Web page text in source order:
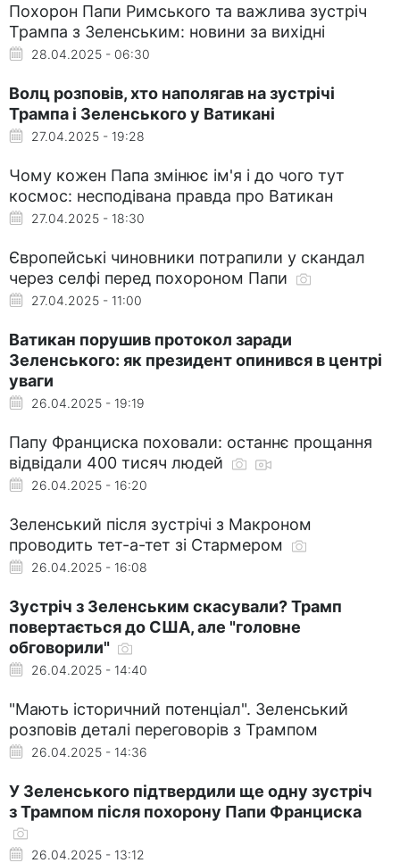
Похорон Папи Римського та важлива зустріч
Трампа з Зеленським: новини за вихідні
28.04.2025 - 06:30
Волц розповів, хто наполягав на зустрічі
Трампа і Зеленського у Ватикані
27.04.2025 - 19:28
Чому кожен Папа змінює ім'я і до чого тут
космос: несподівана правда про Ватикан
27.04.2025 - 18:30
Європейські чиновники потрапили у скандал
через селфі перед похороном Папи
27.04.2025 - 11:00
Ватикан порушив протокол заради
Зеленського: як президент опинився в центрі
уваги
26.04.2025 - 19:19
Папу Франциска поховали: останнє прощання
відвідали 400 тисяч людей
26.04.2025 - 16:20
Зеленський після зустрічі з Макроном
проводить тет-а-тет зі Стармером
26.04.2025 - 16:08
Зустріч з Зеленським скасували? Трамп
повертається до США, але "головне
обговорили"
26.04.2025 - 14:40
"Мають історичний потенціал". Зеленський
розповів деталі переговорів з Трампом
26.04.2025 - 14:36
У Зеленського підтвердили ще одну зустріч
з Трампом після похорону Папи Франциска
26.04.2025 - 13:12